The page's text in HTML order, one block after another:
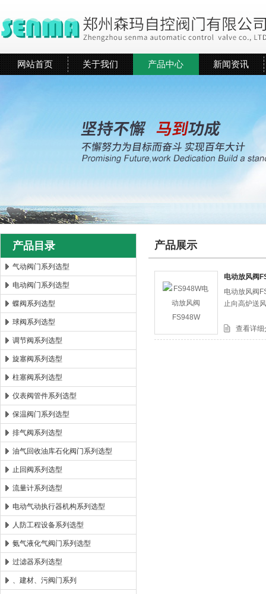
郑州森玛自控阀门有限公司
网站首页 关于我们 产品中心 新闻资讯
产品目录
气动阀门系列选型
电动阀门系列选型
蝶阀系列选型
球阀系列选型
调节阀系列选型
旋塞阀系列选型
柱塞阀系列选型
仪表阀管件系列选型
保温阀门系列选型
排气阀系列选型
油气回收油库石化阀门系列选型
止回阀系列选型
流量计系列选型
电动气动执行器机构系列选型
人防工程设备系列选型
氨气液化气阀门系列选型
过滤器系列选型
、建材、污阀门系列
产品展示
电动放风阀
电动放风阀
止向高炉送
查看详细